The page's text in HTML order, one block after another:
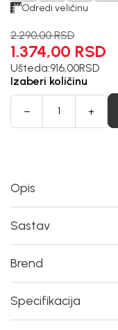
Odredi veličinu
2.290,00 RSD
1.374,00 RSD
Ušteda:916,00RSD
Izaberi količinu
Opis
Sastav
Brend
Specifikacija